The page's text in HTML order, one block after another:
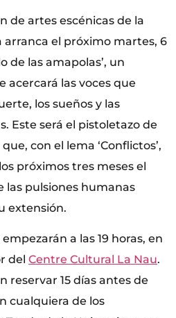
de artes escénicas de la
arranca el próximo martes, 6
de las amapolas’, un
acercará las voces que
los sueños y las
Este será el pistoletazo de
con el lema ‘Conflictos’,
próximos tres meses el
las pulsiones humanas
extensión.
a las 19 horas, en
del Centre Cultural La Nau.
reservar 15 días antes de
cualquiera de los